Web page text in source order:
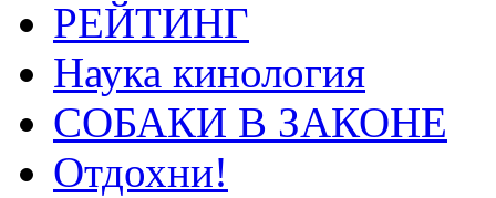
РЕЙТИНГ
Наука кинология
СОБАКИ В ЗАКОНЕ
Отдохни!